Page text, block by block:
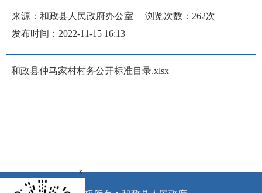
来源：和政县人民政府办公室 浏览次数： 262次
发布时间：2022-11-15 16:13
和政县仲马家村村务公开标准目录.xlsx
x